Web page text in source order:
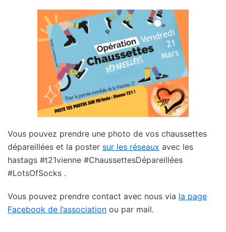
Vous pouvez prendre une photo de vos chaussettes
dépareillées et la poster sur les réseaux avec les
hastags #t21vienne #ChaussettesDépareillées
#LotsOfSocks .
Vous pouvez prendre contact avec nous via la page
Facebook de l’association ou par mail.